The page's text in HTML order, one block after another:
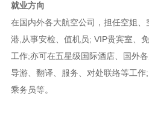
就业方向
在国内外各大航空公司，担任空姐
港,从事安检、值机员; VIP贵宾室、
工作;亦可在五星级国际酒店、国外
导游、翻译、服务、对处联络等工
乘务员等。